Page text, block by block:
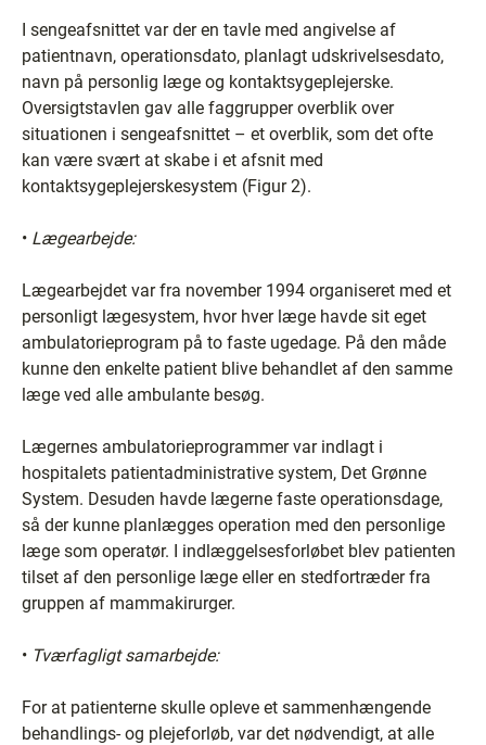
I sengeafsnittet var der en tavle med angivelse af
patientnavn, operationsdato, planlagt udskrivelsesdato,
navn på personlig læge og kontaktsygeplejerske.
Oversigtstavlen gav alle faggrupper overblik over
situationen i sengeafsnittet – et overblik, som det ofte
kan være svært at skabe i et afsnit med
kontaktsygeplejerskesystem (Figur 2).
• Lægearbejde:
Lægearbejdet var fra november 1994 organiseret med et
personligt lægesystem, hvor hver læge havde sit eget
ambulatorieprogram på to faste ugedage. På den måde
kunne den enkelte patient blive behandlet af den samme
læge ved alle ambulante besøg.
Lægernes ambulatorieprogrammer var indlagt i
hospitalets patientadministrative system, Det Grønne
System. Desuden havde lægerne faste operationsdage,
så der kunne planlægges operation med den personlige
læge som operatør. I indlæggelsesforløbet blev patienten
tilset af den personlige læge eller en stedfortræder fra
gruppen af mammakirurger.
• Tværfagligt samarbejde:
For at patienterne skulle opleve et sammenhængende
behandlings- og plejeforløb, var det nødvendigt, at alle